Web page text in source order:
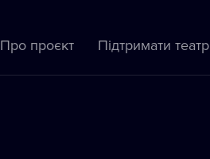
Про проєкт Підтримати театр